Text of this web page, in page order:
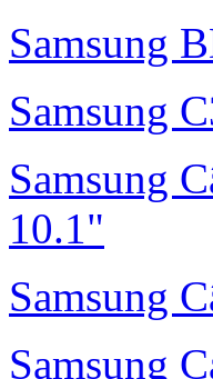
Samsung
Samsung
Samsung
10.1"
Samsung
Samsung